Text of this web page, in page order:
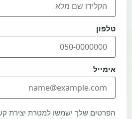
טלפון
אימייל
הפרטים שלך ישמשו למטרת יצירת